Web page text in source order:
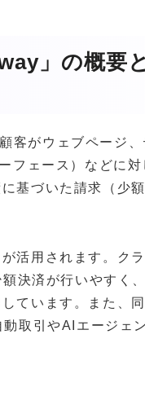
」の概要
がウェブページ、
フェース）などに
基づいた請求（少
活用されます。クラ
決済が行いやすく
ています。また、
取引やAIエージェ